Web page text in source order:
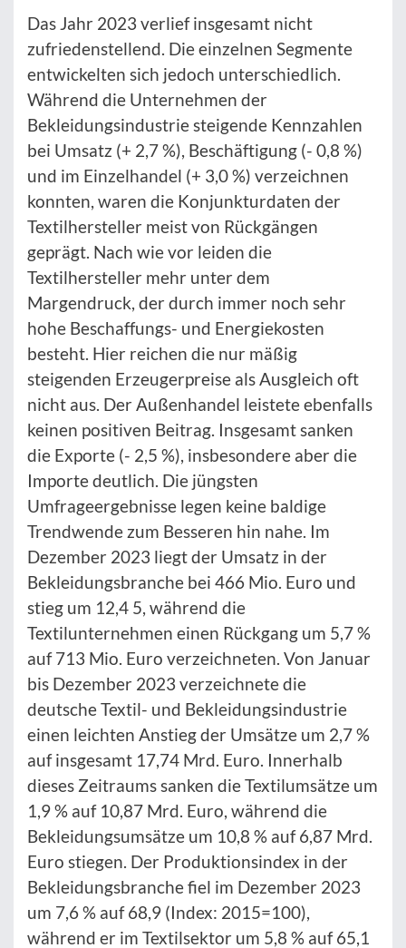
Das Jahr 2023 verlief insgesamt nicht
zufriedenstellend. Die einzelnen Segmente
entwickelten sich jedoch unterschiedlich.
Während die Unternehmen der
Bekleidungsindustrie steigende Kennzahlen
bei Umsatz (+ 2,7 %), Beschäftigung (- 0,8 %)
und im Einzelhandel (+ 3,0 %) verzeichnen
konnten, waren die Konjunkturdaten der
Textilhersteller meist von Rückgängen
geprägt. Nach wie vor leiden die
Textilhersteller mehr unter dem
Margendruck, der durch immer noch sehr
hohe Beschaffungs- und Energiekosten
besteht. Hier reichen die nur mäßig
steigenden Erzeugerpreise als Ausgleich oft
nicht aus. Der Außenhandel leistete ebenfalls
keinen positiven Beitrag. Insgesamt sanken
die Exporte (- 2,5 %), insbesondere aber die
Importe deutlich. Die jüngsten
Umfrageergebnisse legen keine baldige
Trendwende zum Besseren hin nahe. Im
Dezember 2023 liegt der Umsatz in der
Bekleidungsbranche bei 466 Mio. Euro und
stieg um 12,4 5, während die
Textilunternehmen einen Rückgang um 5,7 %
auf 713 Mio. Euro verzeichneten. Von Januar
bis Dezember 2023 verzeichnete die
deutsche Textil- und Bekleidungsindustrie
einen leichten Anstieg der Umsätze um 2,7 %
auf insgesamt 17,74 Mrd. Euro. Innerhalb
dieses Zeitraums sanken die Textilumsätze um
1,9 % auf 10,87 Mrd. Euro, während die
Bekleidungsumsätze um 10,8 % auf 6,87 Mrd.
Euro stiegen. Der Produktionsindex in der
Bekleidungsbranche fiel im Dezember 2023
um 7,6 % auf 68,9 (Index: 2015=100),
während er im Textilsektor um 5,8 % auf 65,1